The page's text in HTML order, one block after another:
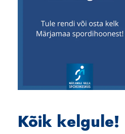
Kõik kelgule!